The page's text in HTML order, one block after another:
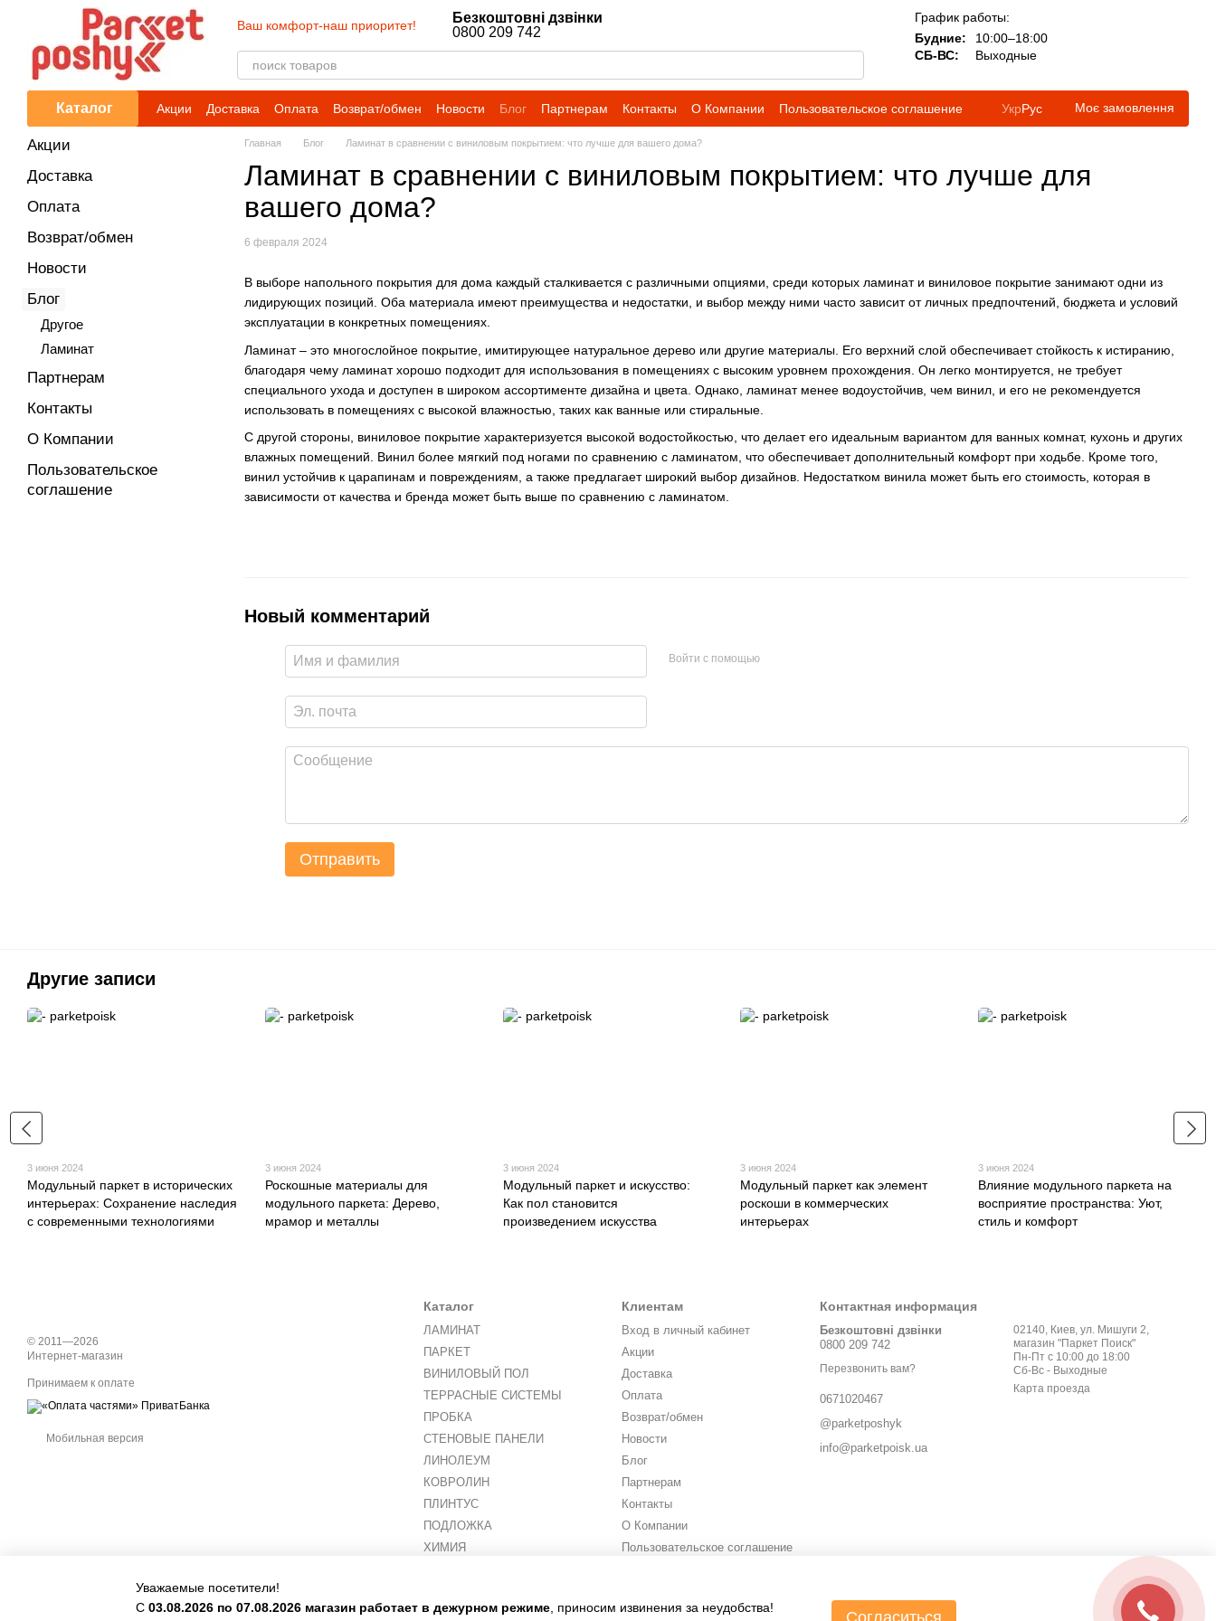
Перейти к основному контенту
Ваш комфорт-наш приоритет!
Безкоштовні дзвінки
0800 209 742
График работы:
Будние:
10:00–18:00
СБ-ВС:
Выходные
Каталог Акции Доставка Оплата Возврат/обмен Новости Блог Партнерам Контакты О Компании Пользовательское соглашение УкрРус Моє замовлення
Главная Блог Ламинат в сравнении с виниловым покрытием: что лучше для вашего дома?
Ламинат в сравнении с виниловым покрытием: что лучше для
вашего дома?
6 февраля 2024
В выборе напольного покрытия для дома каждый сталкивается с различными опциями, среди которых ламинат и виниловое покрытие занимают одни из
лидирующих позиций. Оба материала имеют преимущества и недостатки, и выбор между ними часто зависит от личных предпочтений, бюджета и условий
эксплуатации в конкретных помещениях.
Ламинат – это многослойное покрытие, имитирующее натуральное дерево или другие материалы. Его верхний слой обеспечивает стойкость к истиранию,
благодаря чему ламинат хорошо подходит для использования в помещениях с высоким уровнем прохождения. Он легко монтируется, не требует
специального ухода и доступен в широком ассортименте дизайна и цвета. Однако, ламинат менее водоустойчив, чем винил, и его не рекомендуется
использовать в помещениях с высокой влажностью, таких как ванные или стиральные.
С другой стороны, виниловое покрытие характеризуется высокой водостойкостью, что делает его идеальным вариантом для ванных комнат, кухонь и других
влажных помещений. Винил более мягкий под ногами по сравнению с ламинатом, что обеспечивает дополнительный комфорт при ходьбе. Кроме того,
винил устойчив к царапинам и повреждениям, а также предлагает широкий выбор дизайнов. Недостатком винила может быть его стоимость, которая в
зависимости от качества и бренда может быть выше по сравнению с ламинатом.
Новый комментарий
Войти с помощью
Отправить
Акции
Доставка
Оплата
Возврат/обмен
Новости
Блог
Другое
Ламинат
Партнерам
Контакты
О Компании
Пользовательское
соглашение
Другие записи
3 июня 2024
Модульный паркет в исторических
интерьерах: Сохранение наследия
с современными технологиями
3 июня 2024
Роскошные материалы для
модульного паркета: Дерево,
мрамор и металлы
3 июня 2024
Модульный паркет и искусство:
Как пол становится
произведением искусства
3 июня 2024
Модульный паркет как элемент
роскоши в коммерческих
интерьерах
3 июня 2024
Влияние модульного паркета на
восприятие пространства: Уют,
стиль и комфорт
© 2011—2026
Интернет-магазин
Принимаем к оплате
Мобильная версия
Каталог
ЛАМИНАТ
ПАРКЕТ
ВИНИЛОВЫЙ ПОЛ
ТЕРРАСНЫЕ СИСТЕМЫ
ПРОБКА
СТЕНОВЫЕ ПАНЕЛИ
ЛИНОЛЕУМ
КОВРОЛИН
ПЛИНТУС
ПОДЛОЖКА
ХИМИЯ
Клиентам
Вход в личный кабинет
Акции
Доставка
Оплата
Возврат/обмен
Новости
Блог
Партнерам
Контакты
О Компании
Пользовательское соглашение
Контактная информация
Безкоштовні дзвінки
0800 209 742
Перезвонить вам?
0671020467
@parketposhyk
info@parketpoisk.ua
02140, Киев, ул. Мишуги 2,
магазин "Паркет Поиск"
Пн-Пт с 10:00 до 18:00
Сб-Вс - Выходные
Карта проезда
Уважаемые посетители!
С 03.08.2026 по 07.08.2026 магазин работает в дежурном режиме , приносим извинения за неудобства!
Согласиться